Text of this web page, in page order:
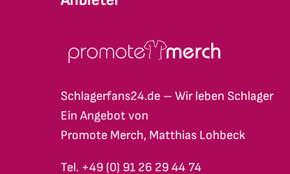
Schlagerfans24.de – Wir leben Schlager
Ein Angebot von
Promote Merch, Matthias Lohbeck
Tel. +49 (0) 91 26 29 44 74